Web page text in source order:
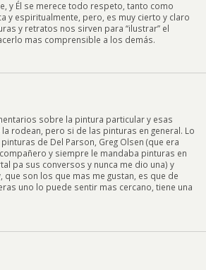
y Él se merece todo respeto, tanto como
y espiritualmente, pero, es muy cierto y claro
y retratos nos sirven para “ilustrar” el
mas comprensible a los demás.
sobre la pintura particular y esas
rodean, pero si de las pinturas en general. Lo
de Del Parson, Greg Olsen (que era
y siempre le mandaba pinturas en
pa sus conversos y nunca me dio una) y
que son los que mas me gustan, es que de
uno lo puede sentir mas cercano, tiene una